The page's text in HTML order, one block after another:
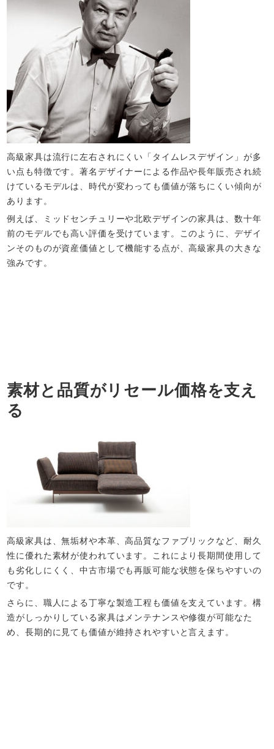
高級家具は流行に左右されにくい「タイムレスデザイン」が多
い点も特徴です。著名デザイナーによる作品や長年販売され続
けているモデルは、時代が変わっても価値が落ちにくい傾向が
あります。
例えば、ミッドセンチュリーや北欧デザインの家具は、数十年
前のモデルでも高い評価を受けています。このように、デザイ
ンそのものが資産価値として機能する点が、高級家具の大きな
強みです。
素材と品質がリセール価格を支え
る
高級家具は、無垢材や本革、高品質なファブリックなど、耐久
性に優れた素材が使われています。これにより長期間使用して
も劣化しにくく、中古市場でも再販可能な状態を保ちやすいの
です。
さらに、職人による丁寧な製造工程も価値を支えています。構
造がしっかりしている家具はメンテナンスや修復が可能なた
め、長期的に見ても価値が維持されやすいと言えます。